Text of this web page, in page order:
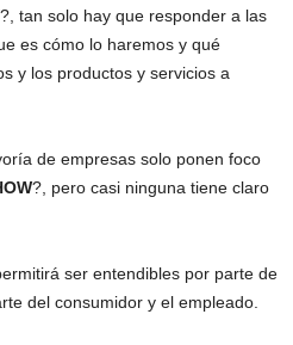
tan solo hay que responder a las
es cómo lo haremos y qué
y los productos y servicios a
de empresas solo ponen foco
?, pero casi ninguna tiene claro
ser entendibles por parte de
del consumidor y el empleado.